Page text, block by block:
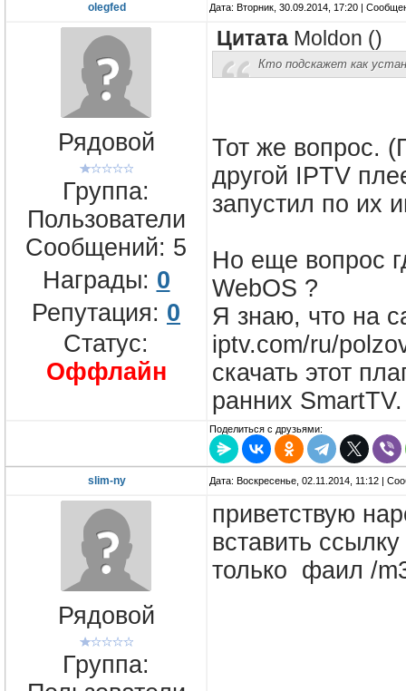
olegfed Дата: Вторник, 30.09.2014, 17:20 |
Рядовой
Группа:
Пользователи
Сообщений: 5
Награды: 0
Репутация: 0
Статус:
Оффлайн
Цитата Moldon ()
Кто подскажет как
Тот же вопрос.
другой IPTV
запустил по их
Но еще вопрос
WebOS ?
Я знаю, что на
iptv.com/ru/
скачать этот
ранних SmartTV.
Поделиться с друзьями:
slim-ny Дата: Воскресенье, 02.11.2014, 11:12 |
Рядовой
Группа:
приветствую
вставить
только фаил /